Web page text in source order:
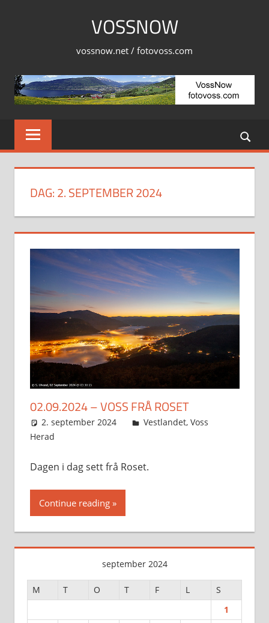
VOSSNOW
vossnow.net / fotovoss.com
DAG:2. SEPTEMBER 2024
02.09.2024 – VOSS FRÅ ROSET
2. september 2024 Svein
Vestlandet, Voss
Herad
Dagen i dag sett frå Roset.
Continue reading
september 2024
M T O T F L
S
1